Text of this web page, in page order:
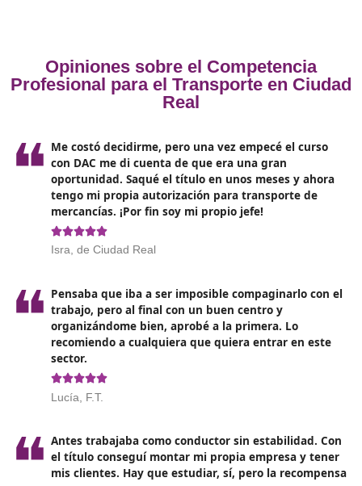
Contenidos del curso
El curso está diseñado para abarcar una
el sector del transporte. Entre los contenidos más
se encuentran:
Marco legal del transporte: Conocerás las
nacionales e internacionales
de mercancías y viajeros.
costes, establecer tarifas y gestionar presupuestos.
Logística y operaciones: Te familiarizarás con la
planificación de rutas y la optimización de procesos
logísticos.
Seguridad y salud en el transporte
riesgos laborales y la seguridad en la carretera son
integral asegura que al finalizar el curso, estés
para enfrentar los retos del sector con confianza.